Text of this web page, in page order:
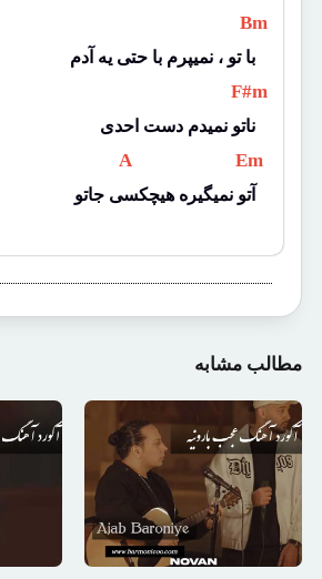
Bm
با تو ، نمیپرم با حتی یه آدم
F#m
ناتو نمیدم دست احدی
A Em
آتو نمیگیره هیچکسی جاتو
مطالب مشابه